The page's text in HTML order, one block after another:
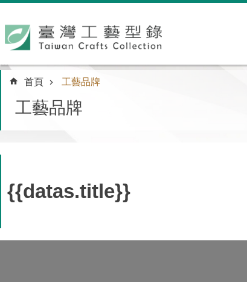
:::
首頁 工藝品牌
工藝品牌
{{datas.title}}